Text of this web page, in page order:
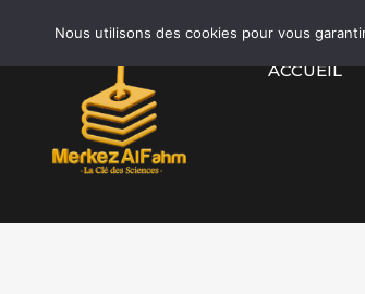
ACCUEIL
Nous utilisons des cookies pour vous